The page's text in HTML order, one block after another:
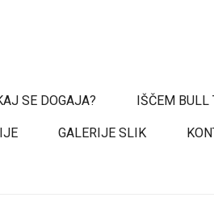
SE DOGAJA? IŠČEM BULL
GALERIJE SLIK